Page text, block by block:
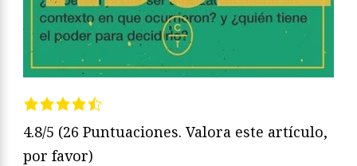
4.8/5 (26 Puntuaciones. Valora este artículo,
por favor)